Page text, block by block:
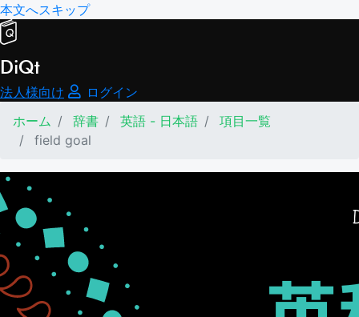
本文へスキップ
DiQt
法人様向け
ログイン
ホーム
辞書 英語 - 日本語
項目一覧
field goal